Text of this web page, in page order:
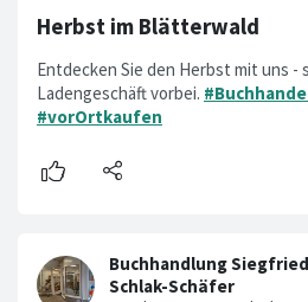
Herbst im Blätterwald
Entdecken Sie den Herbst mit uns -
Ladengeschäft vorbei.
#vorOrtkaufen